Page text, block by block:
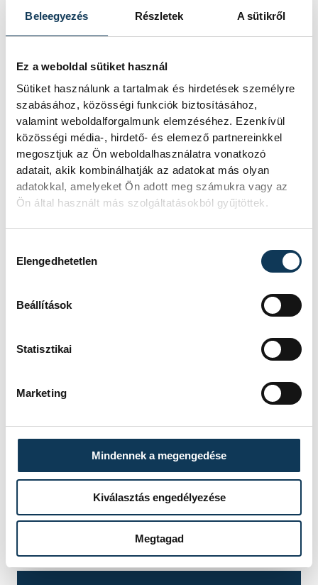
Beleegyezés Részletek A sütikről
Ez a weboldal sütiket használ
Sütiket használunk a tartalmak és hirdetések személyre
szabásához, közösségi funkciók biztosításához,
valamint weboldalforgalmunk elemzéséhez. Ezenkívül
közösségi média-, hirdető- és elemező partnereinkkel
megosztjuk az Ön weboldalhasználatra vonatkozó
adatait, akik kombinálhatják az adatokat más olyan
adatokkal, amelyeket Ön adott meg számukra vagy az
Ön által használt más szolgáltatásokból gyűjtöttek.
Elengedhetetlen
Beállítások
Statisztikai
Marketing
Mindennek a megengedése
Kiválasztás engedélyezése
Megtagad